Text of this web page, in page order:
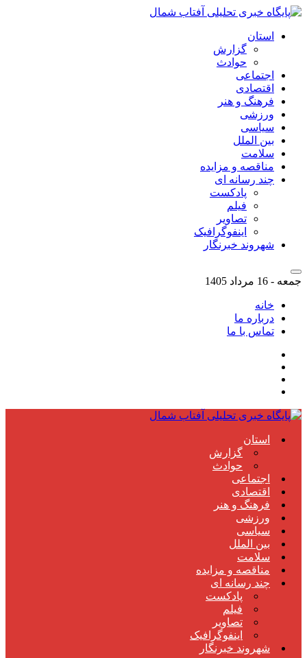
استان
گزارش
حوادث
اجتماعی
اقتصادی
فرهنگ و هنر
ورزشی
سیاسی
بین الملل
سلامت
مناقصه و مزایده
چند رسانه ای
پادکست
فیلم
تصاویر
اینفوگرافیک
شهروند خبرنگار
جمعه - 16 مرداد 1405
خانه
درباره ما
تماس با ما
استان
گزارش
حوادث
اجتماعی
اقتصادی
فرهنگ و هنر
ورزشی
سیاسی
بین الملل
سلامت
مناقصه و مزایده
چند رسانه ای
پادکست
فیلم
تصاویر
اینفوگرافیک
شهروند خبرنگار